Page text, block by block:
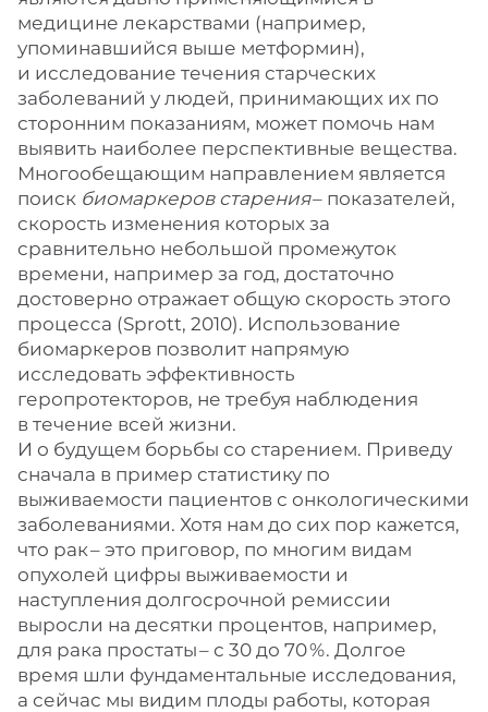
медицине лекарствами (например,
упоминавшийся выше метформин),
и исследование течения старческих
заболеваний у людей, принимающих их по
сторонним показаниям, может помочь нам
выявить наиболее перспективные вещества.
Многообещающим направлением является
поиск биомаркеров старения– ​показателей,
скорость изменения которых за
сравнительно небольшой промежуток
времени, например за год, достаточно
достоверно отражает общую скорость этого
процесса (Sprott, 2010). Использование
биомаркеров позволит напрямую
исследовать эффективность
геропротекторов, не требуя наблюдения
в течение всей жизни.
И о будущем борьбы со старением. Приведу
сначала в пример статистику по
выживаемости пациентов с онкологическими
заболеваниями. Хотя нам до сих пор кажется,
что рак – ​это приговор, по многим видам
опухолей цифры выживаемости и
наступления долгосрочной ремиссии
выросли на десятки процентов, например,
для рака простаты – ​с 30 до 70 %. Долгое
время шли фундаментальные исследования,
а сейчас мы видим плоды работы, которая